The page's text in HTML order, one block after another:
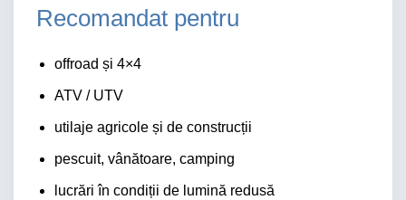
Recomandat pentru
offroad și 4×4
ATV / UTV
utilaje agricole și de construcții
pescuit, vânătoare, camping
lucrări în condiții de lumină redusă